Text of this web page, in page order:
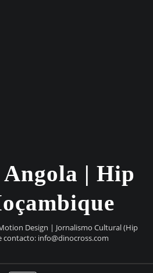
| Hip
Design | Jornalismo Cultural (Hip
contacto: info@dinocross.com